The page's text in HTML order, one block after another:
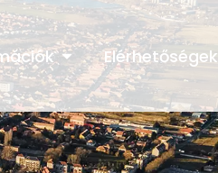
Elérhetőségek